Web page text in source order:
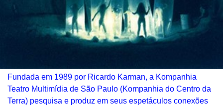
Fundada em 1989 por Ricardo Karman, a Kompanhia
Teatro Multimídia de São Paulo (Kompanhia do Centro da
Terra) pesquisa e produz em seus espetáculos conexões